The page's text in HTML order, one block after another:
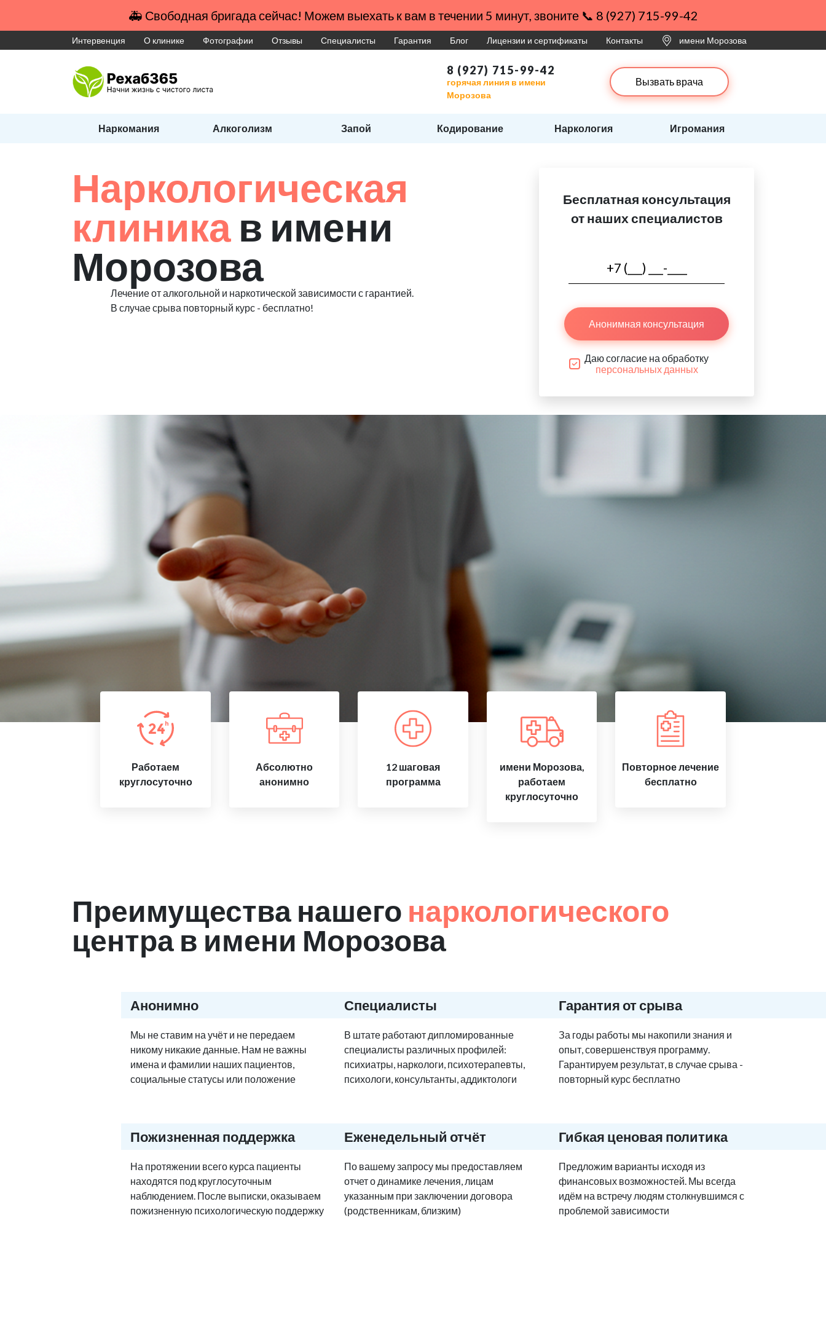
🚑 Свободная бригада сейчас! Можем выехать к вам в течении 5 минут, звоните 📞 8 (927) 715-99-42
Интервенция О клинике Фотографии Отзывы Специалисты Гарантия Блог Лицензии и сертификаты Контакты имени Морозова
8 (927) 715-99-42
горячая линия в имени
Морозова
Вызвать врача
Наркомания Алкоголизм Запой Кодирование Наркология Игромания
Наркологическая
клиника в имени
Морозова
Лечение от алкогольной и наркотической зависимости с гарантией.
В случае срыва повторный курс - бесплатно!
Бесплатная консультация
от наших специалистов
Анонимная консультация
Даю согласие на обработку
персональных данных
Работаем
круглосуточно
Абсолютно
анонимно
12 шаговая
программа
имени Морозова,
работаем
круглосуточно
Повторное лечение
бесплатно
Преимущества нашего наркологического
центра в имени Морозова
Анонимно
Мы не ставим на учёт и не передаем
никому никакие данные. Нам не важны
имена и фамилии наших пациентов,
социальные статусы или положение
Специалисты
В штате работают дипломированные
специалисты различных профилей:
психиатры, наркологи, психотерапевты,
психологи, консультанты, аддиктологи
Гарантия от срыва
За годы работы мы накопили знания и
опыт, совершенствуя программу.
Гарантируем результат, в случае срыва -
повторный курс бесплатно
Пожизненная поддержка
На протяжении всего курса пациенты
находятся под круглосуточным
наблюдением. После выписки, оказываем
пожизненную психологическую поддержку
Еженедельный отчёт
По вашему запросу мы предоставляем
отчет о динамике лечения, лицам
указанным при заключении договора
(родственникам, близким)
Гибкая ценовая политика
Предложим варианты исходя из
финансовых возможностей. Мы всегда
идём на встречу людям столкнувшимся с
проблемой зависимости